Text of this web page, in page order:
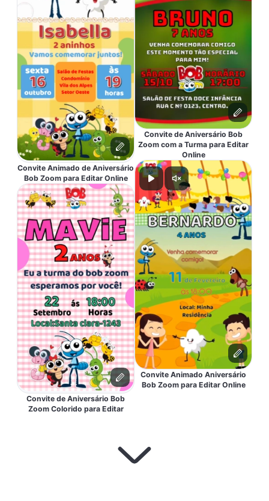
Convite Animado de Aniversário
Bob Zoom para Editar Online
Convite de Aniversário Bob
Zoom Colorido para Editar
Convite de Aniversário Bob
Zoom com a Turma para Editar
Online
Convite Animado Aniversário
Bob Zoom para Editar Online